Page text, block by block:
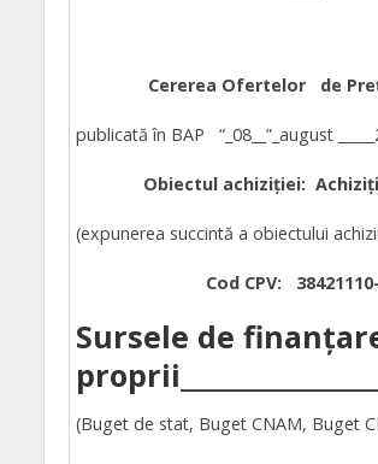
Cererea Ofertelor de
publicată în BAP “_08__”_august
Obiectul achiziției:
(expunerea succintă a obiectului
Cod CPV: 38421110-
Sursele de
proprii
(Buget de stat, Buget CNAM, Buget